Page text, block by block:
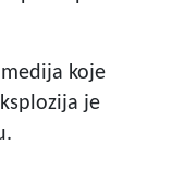
koje
je